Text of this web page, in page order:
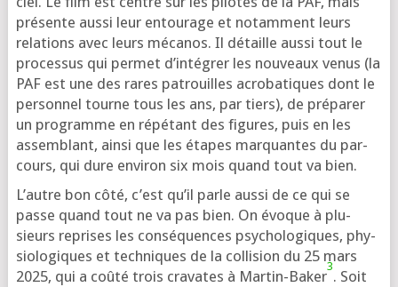
pré­sente aus­si leur entou­rage et notam­ment leurs
rela­tions avec leurs méca­nos. Il détaille aus­si tout le
pro­ces­sus qui per­met d’in­té­grer les nou­veaux venus (la
PAF est une des rares patrouilles acro­ba­tiques dont le
per­son­nel tourne tous les ans, par tiers), de pré­pa­rer
un pro­gramme en répé­tant des figures, puis en les
assem­blant, ain­si que les étapes mar­quantes du par­
cours, qui dure envi­ron six mois quand tout va bien.
L’autre bon côté, c’est qu’il parle aus­si de ce qui se
passe quand tout ne va pas bien. On évoque à plu­
sieurs reprises les consé­quences psy­cho­lo­giques, phy­
sio­lo­giques et tech­niques de la col­li­sion du 25 mars
2025, qui a coû­té trois cra­vates à Martin-Baker
3
. Soit